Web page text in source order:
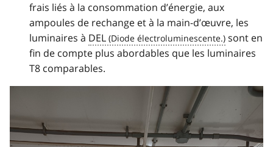
frais liés à la consommation d’énergie, aux
ampoules de rechange et à la main-d’œuvre, les
luminaires à DEL
sont en
fin de compte plus abordables que les luminaires
T8 comparables.